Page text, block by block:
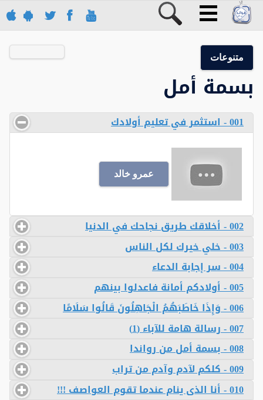
متنوعات
بسمة أمل
001 - استثمر في تعليم أولادك
عمرو خالد
002 - أخلاقك طريق نجاحك في الدنيا
003 - خلي خيرك لكل الناس
004 - سر إجابة الدعاء
005 - أولادكم أمانة فاعدلوا بينهم
006 - وَإِذَا خَاطَبَهُمُ الْجَاهِلُونَ قَالُوا سَلَامًا
007 - رسالة هامة للآباء (1)
008 - بسمة أمل من رواندا
009 - كلكم لآدم وآدم من تراب
010 - أنا الذى ينام عندما تقوم العواصف !!!